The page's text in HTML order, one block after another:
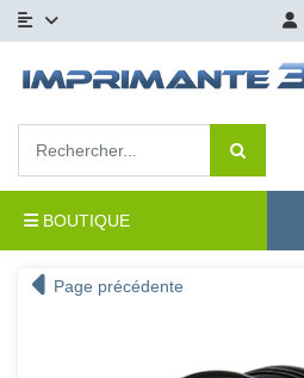
BOUTIQUE
Page précédente